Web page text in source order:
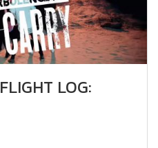
LOG: